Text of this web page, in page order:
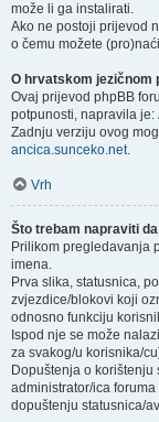
može li ga instalirati.
Ako ne postoji prijevod
o čemu možete
O hrvatskom jezičnom
Ovaj prijevod phpBB
potpunosti, napravila je:
Zadnju verziju ovog
ancica.sunceko.net.
Vrh
Što trebam napraviti
Prilikom pregledavanja
imena.
Prva slika, statusnica,
zvjezdice/blokovi koji
odnosno funkciju
Ispod nje se može
za svakog/u korisnika/
Dopuštenja o korištenju
administrator/ica
dopuštenju statusnica/